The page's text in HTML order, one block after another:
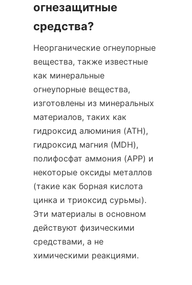
огнезащитные
средства?
Неорганические огнеупорные
вещества, также известные
как минеральные
огнеупорные вещества,
изготовлены из минеральных
материалов, таких как
гидроксид алюминия (ATH),
гидроксид магния (MDH),
полифосфат аммония (APP) и
некоторые оксиды металлов
(такие как борная кислота
цинка и триоксид сурьмы).
Эти материалы в основном
действуют физическими
средствами, а не
химическими реакциями.